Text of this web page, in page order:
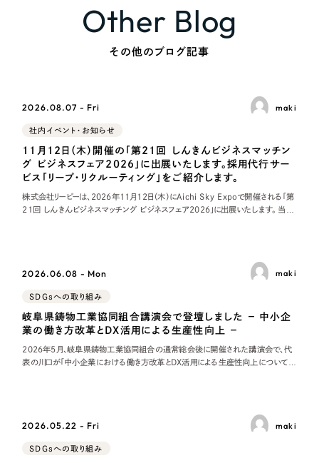
Other Blog
その他のブログ記事
2026.08.07 - Fri maki
社内イベント・お知らせ
11月12日（木）開催の「第21回 しんきんビジネスマッチン
グ ビジネスフェア2026」に出展いたします。採用代行サー
ビス「リープ・リクルーティング」をご紹介します。
株式会社リーピーは、2026年11月12日（木）にAichi Sky Expoで開催される「第
21回 しんきんビジネスマッチング ビジネスフェア2026」に出展いたします。 当日
2026.06.08 - Mon maki
SDGsへの取り組み
岐阜県鋳物工業協同組合講演会で登壇しました − 中小企
業の働き方改革とDX活用による生産性向上 −
2026年5月、岐阜県鋳物工業協同組合の通常総会後に開催された講演会で、代
表の川口が「中小企業における働き方改革とDX活用による生産性向上について」
2026.05.22 - Fri maki
SDGsへの取り組み